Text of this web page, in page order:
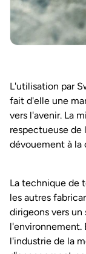
L'utilisation par
fait d'elle une
vers l'avenir. La
respectueuse
dévouement à la
La technique de
les autres
dirigeons vers
l'environnement.
l'industrie de la